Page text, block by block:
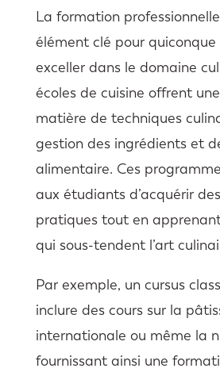
La formation
élément clé pour quiconque
exceller dans le domaine
écoles de cuisine offrent
matière de techniques
gestion des ingrédients et
alimentaire. Ces
aux étudiants d’acquérir
pratiques tout en
qui sous-tendent l’art
Par exemple, un cursus
inclure des cours sur la
internationale ou même la
fournissant ainsi une